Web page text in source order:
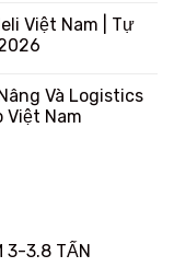
Việt Nam | Tự
Và Logistics
Việt Nam
3-3.8 TẤN